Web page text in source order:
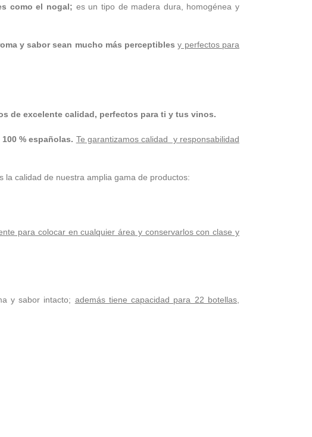
como el nogal; es un tipo de madera dura, homogénea y
y sabor sean mucho más perceptibles y perfectos para
de excelente calidad, perfectos para ti y tus vinos.
% españolas. Te garantizamos calidad y responsabilidad
la calidad de nuestra amplia gama de productos:
para colocar en cualquier área y conservarlos con clase y
y sabor intacto; además tiene capacidad para 22 botellas,